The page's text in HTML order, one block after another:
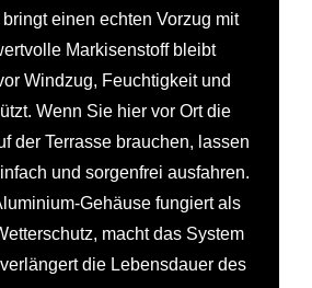
einen echten Vorzug mit
Markisenstoff bleibt
Windzug, Feuchtigkeit und
Wenn Sie hier vor Ort die
der Terrasse brauchen, lassen
und sorgenfrei ausfahren.
Gehäuse fungiert als
macht das System
die Lebensdauer des